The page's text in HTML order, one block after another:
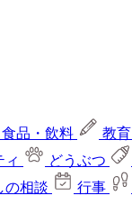
食品・飲料 教育
ィ どうぶつ
の相談 行事